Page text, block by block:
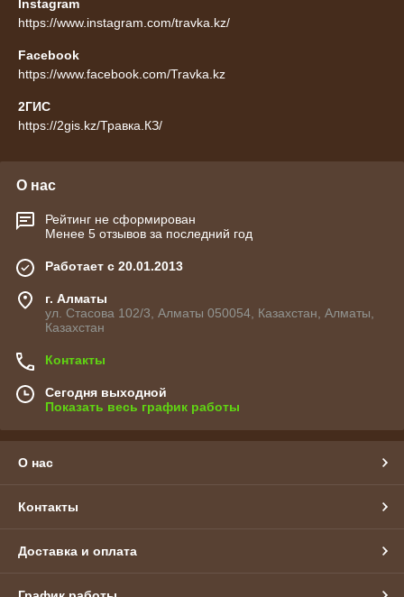
Instagram
https://www.instagram.com/travka.kz/
Facebook
https://www.facebook.com/Travka.kz
2ГИС
https://2gis.kz/Травка.КЗ/
О нас
Рейтинг не сформирован
Менее 5 отзывов за последний год
Работает с 20.01.2013
г. Алматы
ул. Стасова 102/3, Алматы 050054, Казахстан, Алматы,
Казахстан
Контакты
Сегодня выходной
Показать весь график работы
О нас
Контакты
Доставка и оплата